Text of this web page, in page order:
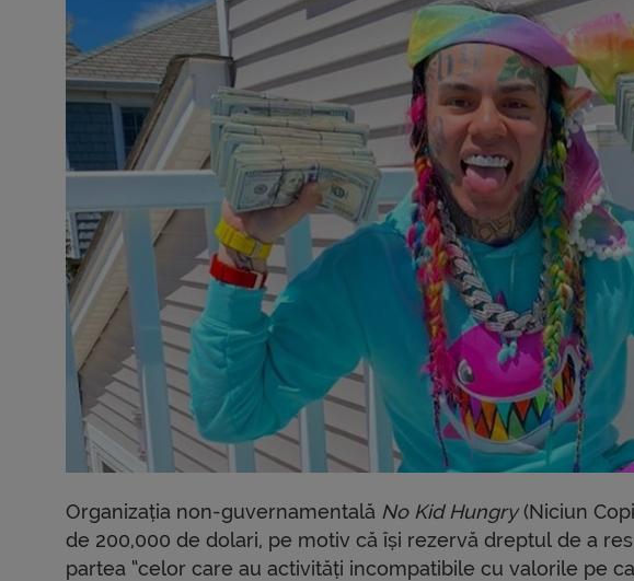
Organizația non-guvernamentală No Kid Hungry(Niciun
de 200,000 de dolari, pe motiv că își rezervă dreptul de a
partea “celor care au activități incompatibile cu valorile pe